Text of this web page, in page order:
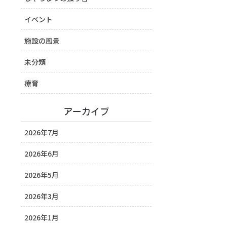
イベント
施設の風景
未分類
療育
アーカイブ
2026年7月
2026年6月
2026年5月
2026年3月
2026年1月